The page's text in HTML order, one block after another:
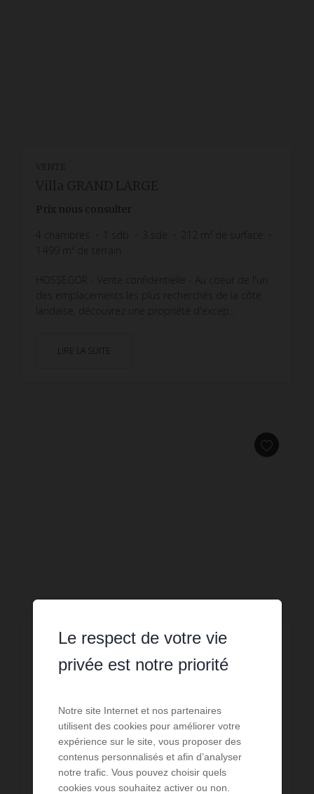
VENTE
Villa GRAND LARGE
Prix nous consulter
4 3
m² de surface
1 499
m² de terrain
HOSSEGOR - Vente confidentielle - Au coeur de l'un
des emplacements les plus recherchés de la côte
landaise, découvrez une propriété d'excep...
LIRE LA SUITE
VENTE
Villa ALLURE
chambres 3sde 210m² de surface
2 034m² de terrain
HOSSEGOR - À quelques pas du lac et du centre-ville,
la Villa ALLURE dévoile toute l'élégance d'une
authentique basco-landaise, subtilement ...
Le respect de votre vie
privée est notre priorité
Notre site Internet et nos partenaires
utilisent des cookies pour améliorer votre
expérience sur le site, vous proposer des
contenus personnalisés et afin d’analyser
notre trafic. Vous pouvez choisir quels
cookies vous souhaitez activer ou non.